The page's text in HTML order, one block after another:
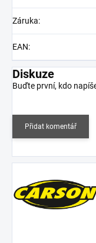
Záruka:
EAN:
Diskuze
Buďte první, kdo
Přidat komentář